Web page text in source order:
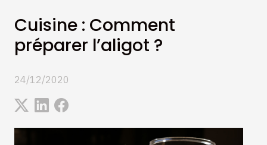
Cuisine : Comment
préparer l’aligot ?
24/12/2020